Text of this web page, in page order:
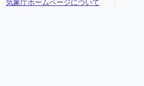
気象庁ホームページについて